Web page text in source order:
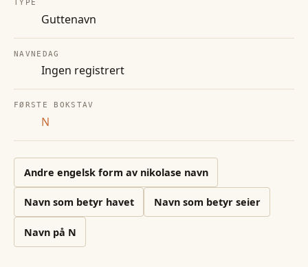
TYPE
Guttenavn
NAVNEDAG
Ingen registrert
FØRSTE BOKSTAV
N
Andre engelsk form av nikolase navn
Navn som betyr havet Navn som betyr seier
Navn på N